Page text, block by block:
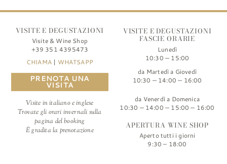
VISITE E DEGUSTAZIONI
Visite & Wine Shop
+39 351 4395473
CHIAMA| WHATSAPP
PRENOTA UNA
VISITA
Visite in italiano e inglese
Trovate gli orari invernali sulla
pagina del booking
È gradita la prenotazione
VISITE E DEGUSTAZIONI
FASCIE ORARIE
Lunedì
10:30 — 15:00
da Martedì a Giovedì
10:30 — 14:00 — 16:00
da Venerdì a Domenica
10:30 — 14:00 — 15:00 — 16:00
APERTURA WINE SHOP
Aperto tutti i giorni
9:30 – 18:00